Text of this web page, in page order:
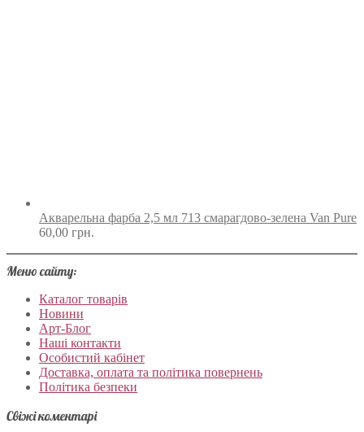
Акварельна фарба 2,5 мл 713 смарагдово-зелена Van Pure
60,00 грн.
Меню сайту:
Каталог товарів
Новини
Арт-Блог
Наші контакти
Особистий кабінет
Доставка, оплата та політика повернень
Політика безпеки
Свіжі коментарі